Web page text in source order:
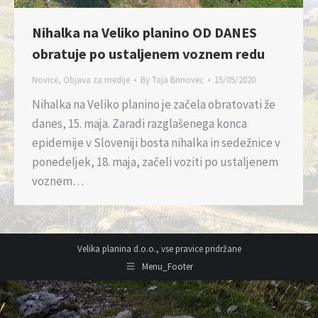
Nihalka na Veliko planino OD DANES
obratuje po ustaljenem voznem redu
Novice, Objava za medije ByTaja Brinovec 15/05/2020
Nihalka na Veliko planino je začela obratovati že
danes, 15. maja. Zaradi razglašenega konca
epidemije v Sloveniji bosta nihalka in sedežnice v
ponedeljek, 18. maja, začeli voziti po ustaljenem
voznem…
Velika planina d.o.o., vse pravice pridržane
Menu_Footer